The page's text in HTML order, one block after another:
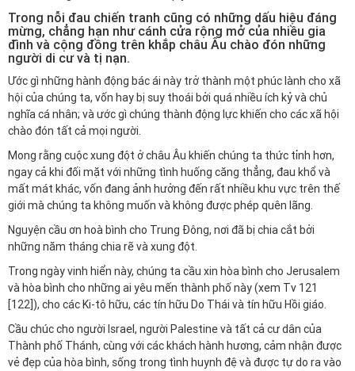
Trong nỗi đau chiến tranh cũng có những dấu hiệu đáng
mừng, chẳng hạn như cánh cửa rộng mở của nhiều gia
đình và cộng đồng trên khắp châu Âu chào đón những
người di cư và tị nạn.
Ước gì những hành động bác ái này trở thành một phúc lành cho xã
hội của chúng ta, vốn hay bị suy thoái bởi quá nhiều ích kỷ và chủ
nghĩa cá nhân; và ước gì chúng thành động lực khiến cho các xã hội
chào đón tất cả mọi người.
Mong rằng cuộc xung đột ở châu Âu khiến chúng ta thức tỉnh hơn,
ngay cả khi đối mặt với những tình huống căng thẳng, đau khổ và
mất mát khác, vốn đang ảnh hưởng đến rất nhiều khu vực trên thế
giới mà chúng ta không muốn và không được phép quên lãng.
Nguyện cầu ơn hoà bình cho Trung Đông, nơi đã bị chia cắt bởi
những năm tháng chia rẽ và xung đột.
Trong ngày vinh hiển này, chúng ta cầu xin hòa bình cho Jerusalem
và hòa bình cho những ai yêu mến thành phố này (xem Tv 121
[122]), cho các Ki-tô hữu, các tín hữu Do Thái và tín hữu Hồi giáo.
Cầu chúc cho người Israel, người Palestine và tất cả cư dân của
Thành phố Thánh, cùng với các khách hành hương, cảm nhận được
vẻ đẹp của hòa bình, sống trong tình huynh đệ và được tự do ra vào